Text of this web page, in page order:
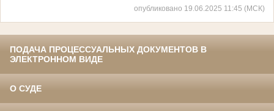
опубликовано 19.06.2025 11:45 (МСК)
ПОДАЧА ПРОЦЕССУАЛЬНЫХ ДОКУМЕНТОВ В
ЭЛЕКТРОННОМ ВИДЕ
О СУДЕ